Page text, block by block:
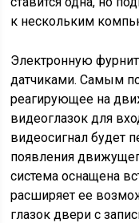
к нескольким
Электронную
датчиками. Самым
реагирующее на
видеоглазок для
видеосигнал будет
появления
система оснащена
расширяет ее
глазок двери с